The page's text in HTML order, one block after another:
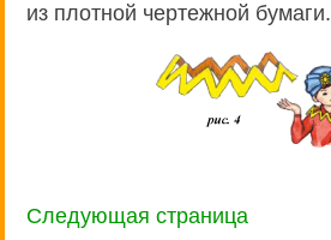
из плотной чертежной бумаги.
Следующая страница